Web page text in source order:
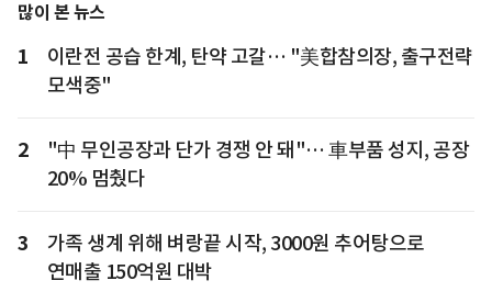
많이 본 뉴스
1
이란전 공습 한계, 탄약 고갈… "美합참의장, 출구전략
모색중"
2
"中 무인공장과 단가 경쟁 안 돼"… 車부품 성지, 공장
20% 멈췄다
3
가족 생계 위해 벼랑끝 시작, 3000원 추어탕으로
연매출 150억원 대박